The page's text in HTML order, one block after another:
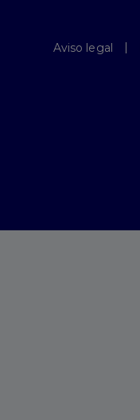
Aviso legal